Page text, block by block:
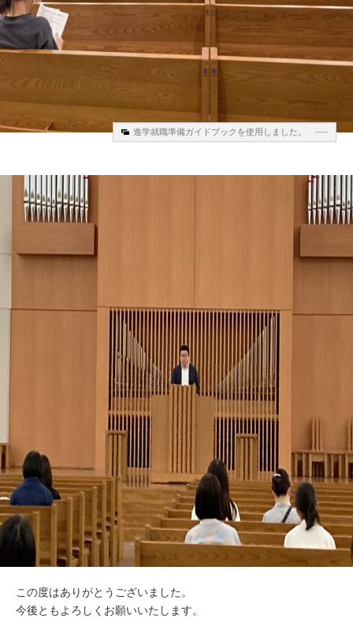
進学就職準備ガイドブックを使用しました。
この度はありがとうございました。
今後ともよろしくお願いいたします。